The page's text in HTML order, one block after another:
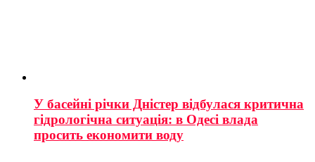
У басейні річки Дністер відбулася критична
гідрологічна ситуація: в Одесі влада
просить економити воду